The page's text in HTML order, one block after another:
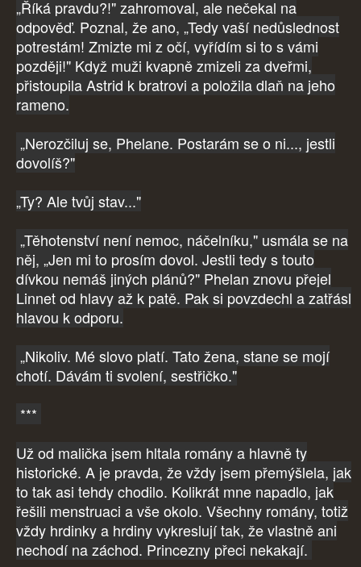
„Říká pravdu?!" zahromoval, ale nečekal na
odpověď. Poznal, že ano, „Tedy vaší nedůslednost
potrestám! Zmizte mi z očí, vyřídím si to s vámi
později!" Když muži kvapně zmizeli za dveřmi,
přistoupila Astrid k bratrovi a položila dlaň na jeho
rameno.
„Nerozčiluj se, Phelane. Postarám se o ni..., jestli
dovolíš?"
„Ty? Ale tvůj stav..."
„Těhotenství není nemoc, náčelníku," usmála se na
něj, „Jen mi to prosím dovol. Jestli tedy s touto
dívkou nemáš jiných plánů?" Phelan znovu přejel
Linnet od hlavy až k patě. Pak si povzdechl a zatřásl
hlavou k odporu.
„Nikoliv. Mé slovo platí. Tato žena, stane se mojí
chotí. Dávám ti svolení, sestřičko."
***
Už od malička jsem hltala romány a hlavně ty
historické. A je pravda, že vždy jsem přemýšlela, jak
to tak asi tehdy chodilo. Kolikrát mne napadlo, jak
řešili menstruaci a vše okolo. Všechny romány, totiž
vždy hrdinky a hrdiny vykreslují tak, že vlastně ani
nechodí na záchod. Princezny přeci nekakají.